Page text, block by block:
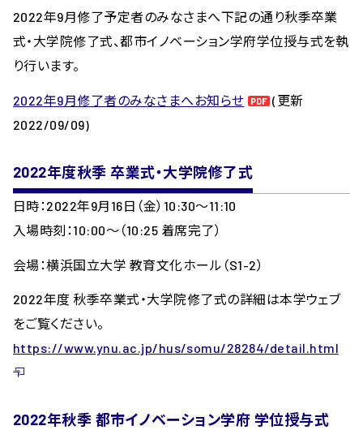
2022年9月修了予定者のみなさまへ下記の通り秋季卒業
式・大学院修了式、都市イノベーション学府学位授与式を執
り行います。
2022年9月修了者のみなさまへお知らせ
(更新
2022/09/09)
2022年度秋季 卒業式・大学院修了式
日時：2022年9月16日（金）10:30～11:10
入場時刻：10:00〜（10:25 着席完了）
会場：横浜国立大学 教育文化ホール（S1-2）
2022年度 秋季卒業式・大学院修了式の詳細は本学ウェブ
をご覧ください。
https://www.ynu.ac.jp/hus/somu/28284/detail.html
2022年秋季 都市イノベーション学府 学位授与式